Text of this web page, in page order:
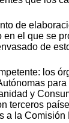
de
en el que se
de
los
para
y
terceros
a la Comisión